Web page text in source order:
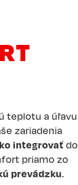
teplotu a úľavu
zariadenia
integrovať do
priamo zo
prevádzku.